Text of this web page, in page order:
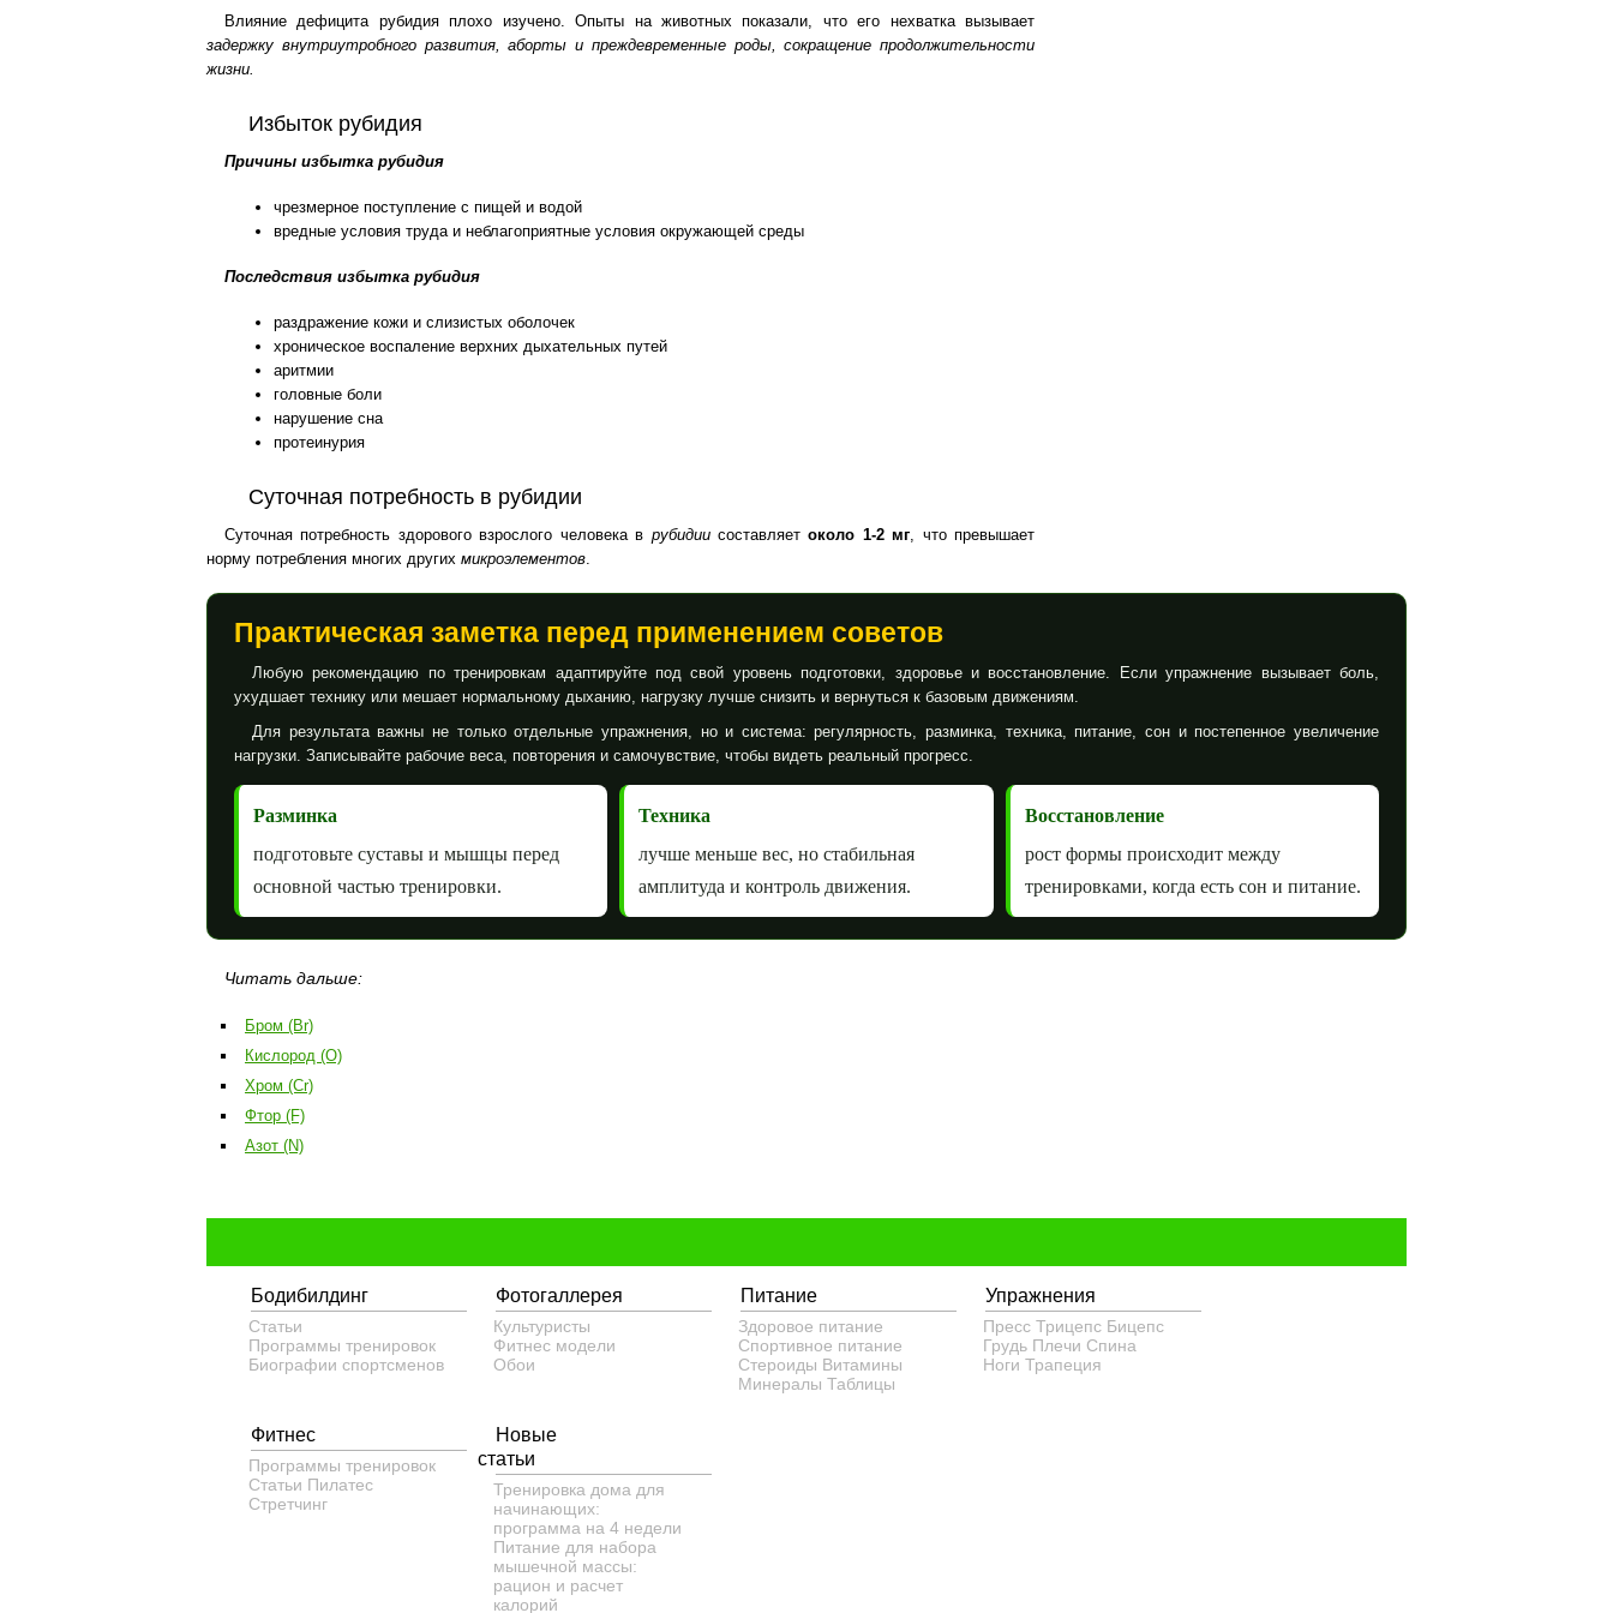
Влияние дефицита рубидия плохо изучено. Опыты на животных показали, что его нехватка вызывает
задержку внутриутробного развития, аборты и преждевременные роды, сокращение продолжительности
жизни.
Избыток рубидия
Причины избытка рубидия
чрезмерное поступление с пищей и водой
вредные условия труда и неблагоприятные условия окружающей среды
Последствия избытка рубидия
раздражение кожи и слизистых оболочек
хроническое воспаление верхних дыхательных путей
аритмии
головные боли
нарушение сна
протеинурия
Суточная потребность в рубидии
Суточная потребность здорового взрослого человека в рубидиисоставляетоколо 1-2 мг, что превышает
норму потребления многих других микроэлементов.
Практическая заметка перед применением советов
Любую рекомендацию по тренировкам адаптируйте под свой уровень подготовки, здоровье и восстановление. Если упражнение вызывает боль,
ухудшает технику или мешает нормальному дыханию, нагрузку лучше снизить и вернуться к базовым движениям.
Для результата важны не только отдельные упражнения, но и система: регулярность, разминка, техника, питание, сон и постепенное увеличение
нагрузки. Записывайте рабочие веса, повторения и самочувствие, чтобы видеть реальный прогресс.
Разминка
подготовьте суставы и мышцы перед
основной частью тренировки.
Техника
лучше меньше вес, но стабильная
амплитуда и контроль движения.
Восстановление
рост формы происходит между
тренировками, когда есть сон и питание.
Читать дальше:
Бром (Br)
Кислород (O)
Хром (Cr)
Фтор (F)
Азот (N)
Бодибилдинг
Статьи
Программы тренировок
Биографии спортсменов
Фотогаллерея
Культуристы
Фитнес модели
Обои
Питание
Здоровое питание
Спортивное питание
Стероиды Витамины
Минералы Таблицы
Упражнения
Пресс Трицепс Бицепс
Грудь Плечи Спина
Ноги Трапеция
Фитнес
Программы тренировок
Статьи Пилатес
Cтретчинг
Новые
статьи
Тренировка дома для
начинающих:
программа на 4 недели
Питание для набора
мышечной массы:
рацион и расчет
калорий